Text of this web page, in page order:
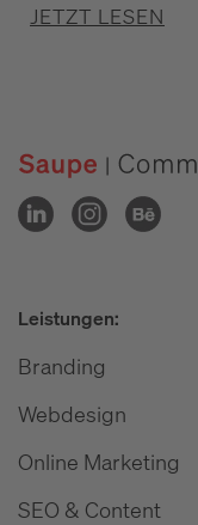
JETZT LESEN
Leistungen:
Branding
Webdesign
Online Marketing
SEO & Content